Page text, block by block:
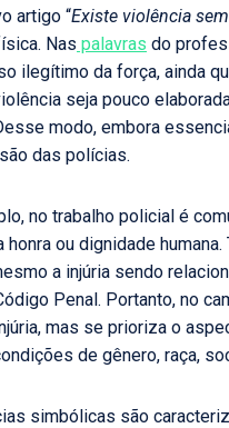
artigo “Existe violência
Nas palavras do
ilegítimo da força, ainda
seja pouco
modo, embora
das polícias.
no trabalho policial é
honra ou dignidade
a injúria sendo
Penal. Portanto, no
mas se prioriza o
de gênero, raça,
simbólicas são